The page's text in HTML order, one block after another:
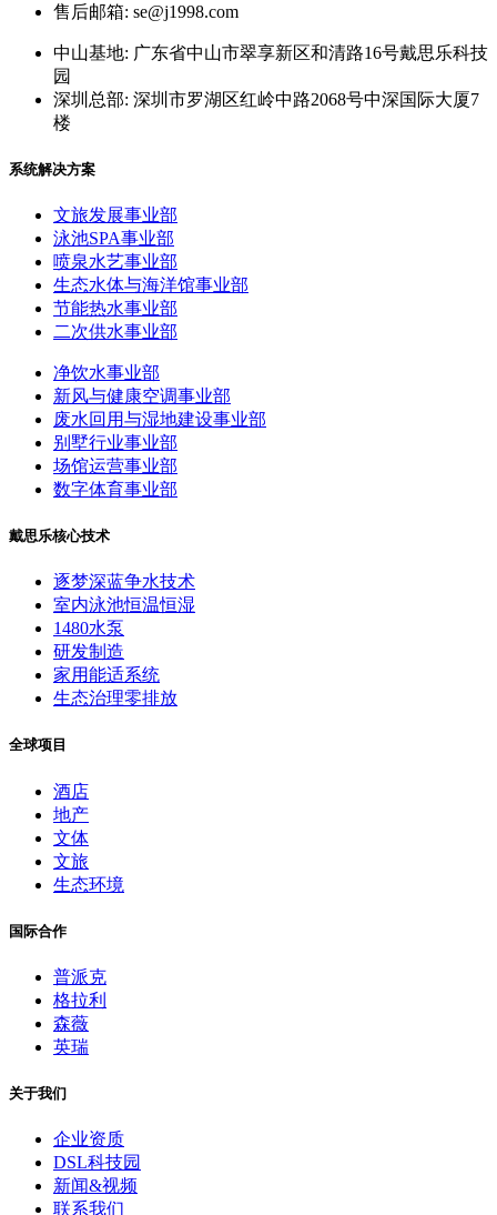
售后邮箱: se@j1998.com
中山基地: 广东省中山市翠享新区和清路16号戴思乐科技
园
深圳总部: 深圳市罗湖区红岭中路2068号中深国际大厦7
楼
系统解决方案
文旅发展事业部
泳池SPA事业部
喷泉水艺事业部
生态水体与海洋馆事业部
节能热水事业部
二次供水事业部
净饮水事业部
新风与健康空调事业部
废水回用与湿地建设事业部
别墅行业事业部
场馆运营事业部
数字体育事业部
戴思乐核心技术
逐梦深蓝争水技术
室内泳池恒温恒湿
1480水泵
研发制造
家用能适系统
生态治理零排放
全球项目
酒店
地产
文体
文旅
生态环境
国际合作
普派克
格拉利
森薇
英瑞
关于我们
企业资质
DSL科技园
新闻&视频
联系我们